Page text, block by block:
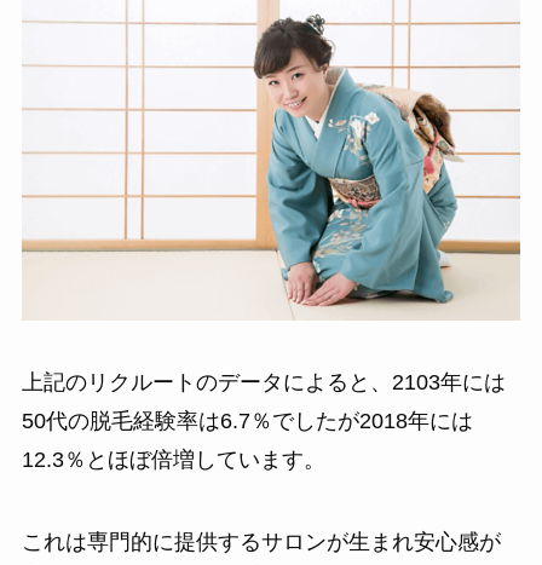
上記のリクルートのデータによると、2103年には
50代の脱毛経験率は6.7％でしたが2018年には
12.3％とほぼ倍増しています。
これは専門的に提供するサロンが生まれ安心感が